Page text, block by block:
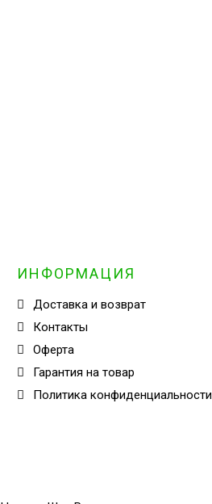
ИНФОРМАЦИЯ
Доставка и возврат
Контакты
Оферта
Гарантия на товар
Политика конфиденциальности